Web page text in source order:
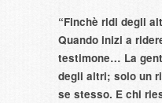
“Finchè ridi degli
Quando inizi a
testimone… La
degli altri; solo un
se stesso. E chi